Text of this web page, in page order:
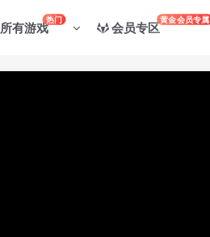
所有游戏热门 会员专区黄金会员专属